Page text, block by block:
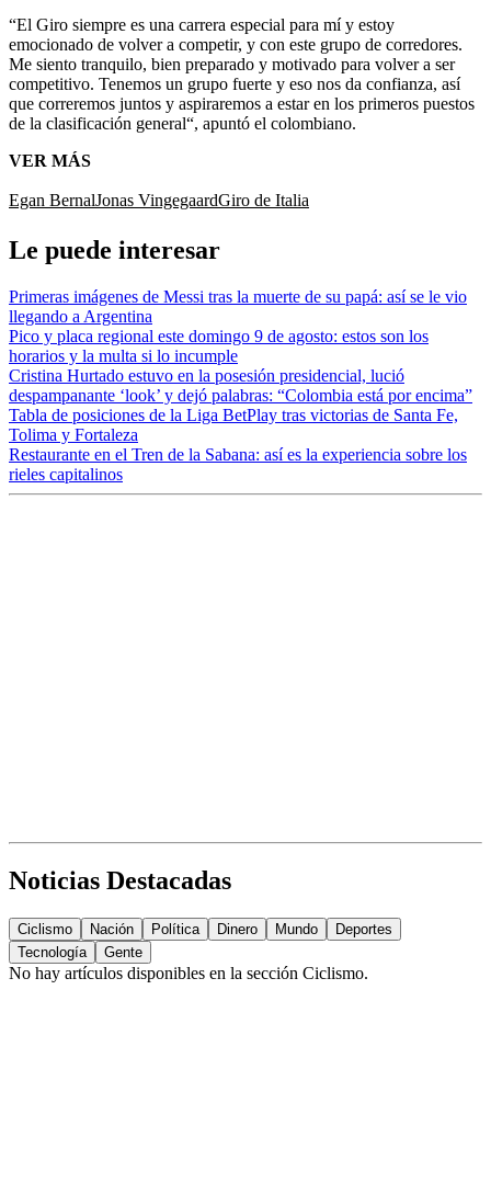
“El Giro siempre es una carrera especial para mí y estoy
emocionado de volver a competir, y con este grupo de corredores.
Me siento tranquilo, bien preparado y motivado para volver a ser
competitivo. Tenemos un grupo fuerte y eso nos da confianza, así
que correremos juntos y aspiraremos a estar en los primeros puestos
de la clasificación general“, apuntó el colombiano.
VER MÁS
Egan BernalJonas VingegaardGiro de Italia
Le puede interesar
Primeras imágenes de Messi tras la muerte de su papá: así se le vio
llegando a Argentina
Pico y placa regional este domingo 9 de agosto: estos son los
horarios y la multa si lo incumple
Cristina Hurtado estuvo en la posesión presidencial, lució
despampanante ‘look’ y dejó palabras: “Colombia está por encima”
Tabla de posiciones de la Liga BetPlay tras victorias de Santa Fe,
Tolima y Fortaleza
Restaurante en el Tren de la Sabana: así es la experiencia sobre los
rieles capitalinos
Noticias Destacadas
Ciclismo Nación Política Dinero Mundo
Deportes
Tecnología
Gente
No hay artículos disponibles en la sección Ciclismo.